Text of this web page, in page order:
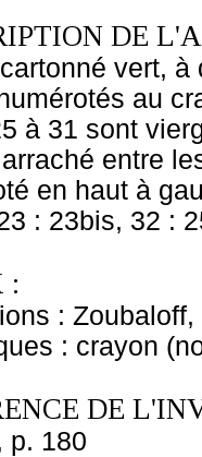
DE
vert, à
au
à 31 sont
entre
en haut à
: 23bis, 32 :
:
:
: crayon
DE
p. 180